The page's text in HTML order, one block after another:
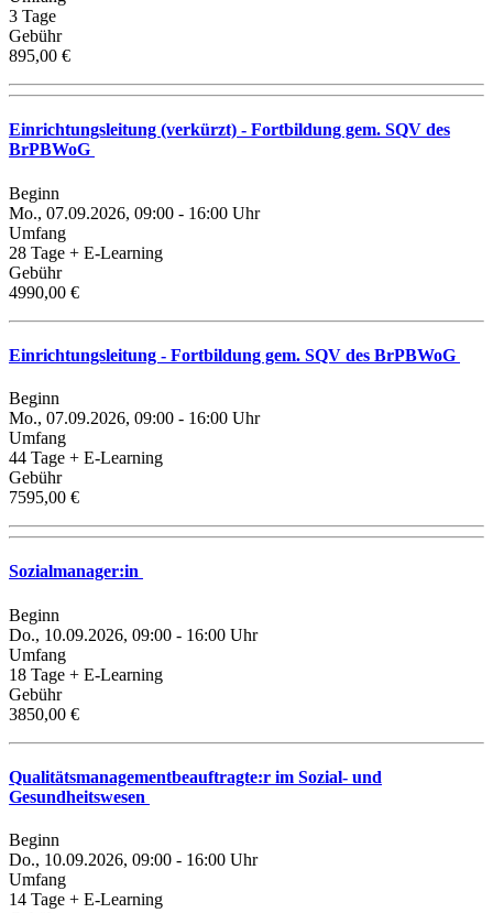
3 Tage
Gebühr
895,00 €
Einrichtungsleitung (verkürzt) - Fortbildung gem. SQV des
BrPBWoG
Beginn
Mo., 07.09.2026, 09:00 - 16:00 Uhr
Umfang
28 Tage + E-Learning
Gebühr
4990,00 €
Einrichtungsleitung - Fortbildung gem. SQV des BrPBWoG
Beginn
Mo., 07.09.2026, 09:00 - 16:00 Uhr
Umfang
44 Tage + E-Learning
Gebühr
7595,00 €
Sozialmanager:in
Beginn
Do., 10.09.2026, 09:00 - 16:00 Uhr
Umfang
18 Tage + E-Learning
Gebühr
3850,00 €
Qualitätsmanagementbeauftragte:r im Sozial- und
Gesundheitswesen
Beginn
Do., 10.09.2026, 09:00 - 16:00 Uhr
Umfang
14 Tage + E-Learning